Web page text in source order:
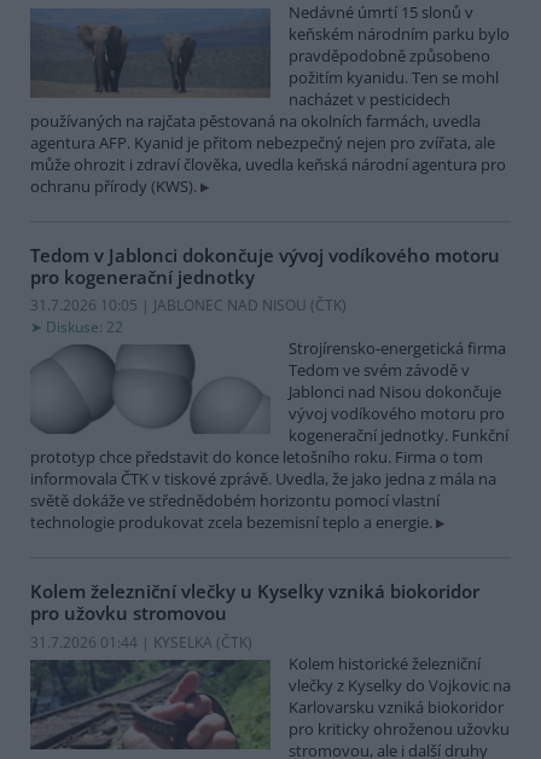
Nedávné úmrtí 15 slonů v
keňském národním parku bylo
pravděpodobně způsobeno
požitím kyanidu. Ten se mohl
nacházet v pesticidech
používaných na rajčata pěstovaná na okolních farmách, uvedla
agentura AFP. Kyanid je přitom nebezpečný nejen pro zvířata, ale
může ohrozit i zdraví člověka, uvedla keňská národní agentura pro
ochranu přírody (KWS).
Tedom v Jablonci dokončuje vývoj vodíkového motoru
pro kogenerační jednotky
31.7.2026 10:05 | JABLONEC NAD NISOU (ČTK)
Diskuse: 22
Strojírensko-energetická firma
Tedom ve svém závodě v
Jablonci nad Nisou dokončuje
vývoj vodíkového motoru pro
kogenerační jednotky. Funkční
prototyp chce představit do konce letošního roku. Firma o tom
informovala ČTK v tiskové zprávě. Uvedla, že jako jedna z mála na
světě dokáže ve střednědobém horizontu pomocí vlastní
technologie produkovat zcela bezemisní teplo a energie.
Kolem železniční vlečky u Kyselky vzniká biokoridor
pro užovku stromovou
31.7.2026 01:44 | KYSELKA (ČTK)
Kolem historické železniční
vlečky z Kyselky do Vojkovic na
Karlovarsku vzniká biokoridor
pro kriticky ohroženou užovku
stromovou, ale i další druhy